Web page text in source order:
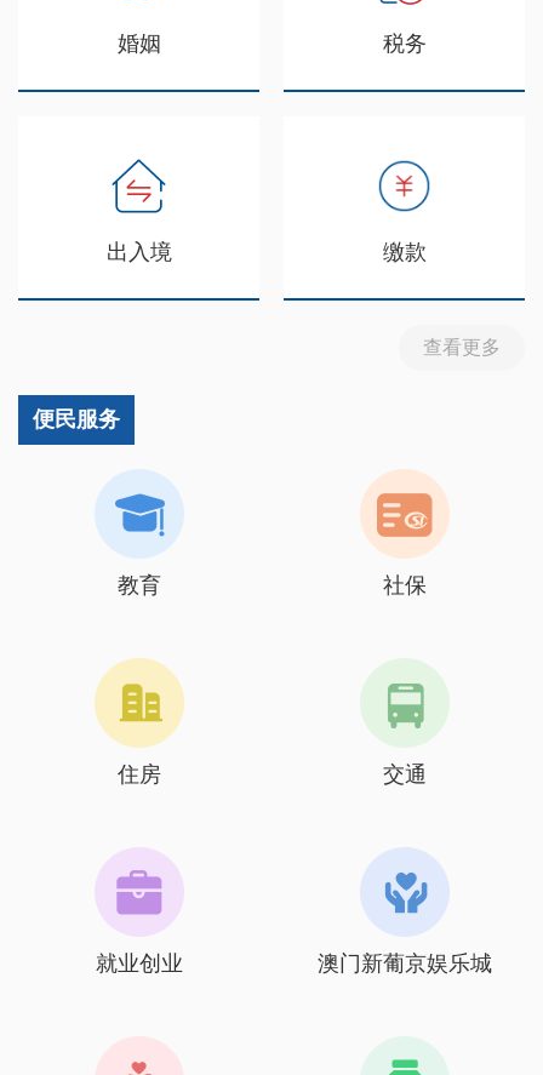
婚姻 税务
出入境 缴款
查看更多
便民服务
教育 社保
住房 交通
就业创业 澳门新葡京娱乐城